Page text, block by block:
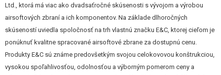
predpažbia. Plastová je pažbička a výsuvná pažba, ktorá slúži okrem iného
ako úložisko akumulátora. Telo a predpažbie je čierno eloxované pre
odolnosťou proti oteru.
Ltd., ktorá má viac ako dvadsaťročné skúsenosti s vývojom a výrobou
airsoftových zbraní a ich komponentov. Na základe dlhoročných
skúseností uviedla spoločnosť na trh vlastnú značku E&C, ktorej cieľom je
ponúknuť kvalitne spracované airsoftové zbrane za dostupnú cenu.
Produkty E&C sú známe predovšetkým svojou celokovovou konštrukciou,
vysokou spoľahlivosťou, odolnosťou a výborným pomerom ceny a